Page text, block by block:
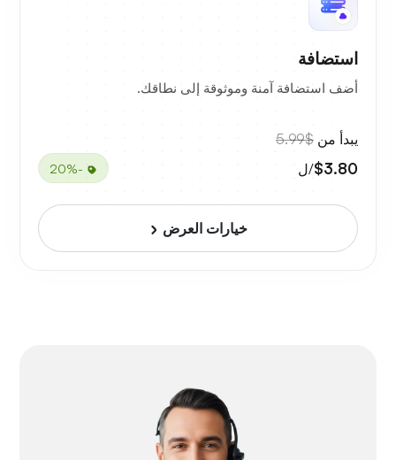
استضافة
أضف استضافة آمنة وموثوقة إلى نطاقك.
يبدأ من $5.99
$3.80/ل -20%
خيارات العرض